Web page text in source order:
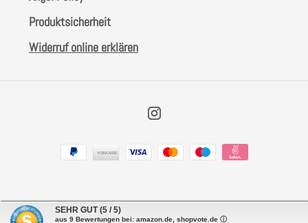
Produktsicherheit
Widerruf online erklären
Zahlungsarten
SEHR GUT (5 / 5)
aus 9 Bewertungen bei: amazon.de, shopvote.de ⓘ